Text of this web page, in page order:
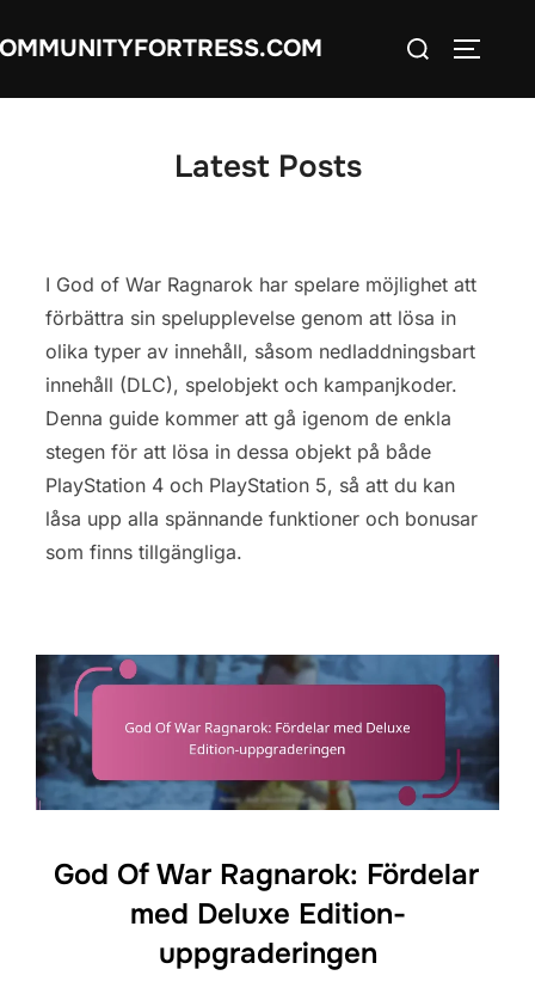
to
Search
Latest Posts
I God of War Ragnarok har spelare möjlighet att
förbättra sin spelupplevelse genom att lösa in
olika typer av innehåll, såsom nedladdningsbart
innehåll (DLC), spelobjekt och kampanjkoder.
Denna guide kommer att gå igenom de enkla
stegen för att lösa in dessa objekt på både
PlayStation 4 och PlayStation 5, så att du kan
låsa upp alla spännande funktioner och bonusar
som finns tillgängliga.
God Of War Ragnarok: Fördelar
med Deluxe Edition-
uppgraderingen